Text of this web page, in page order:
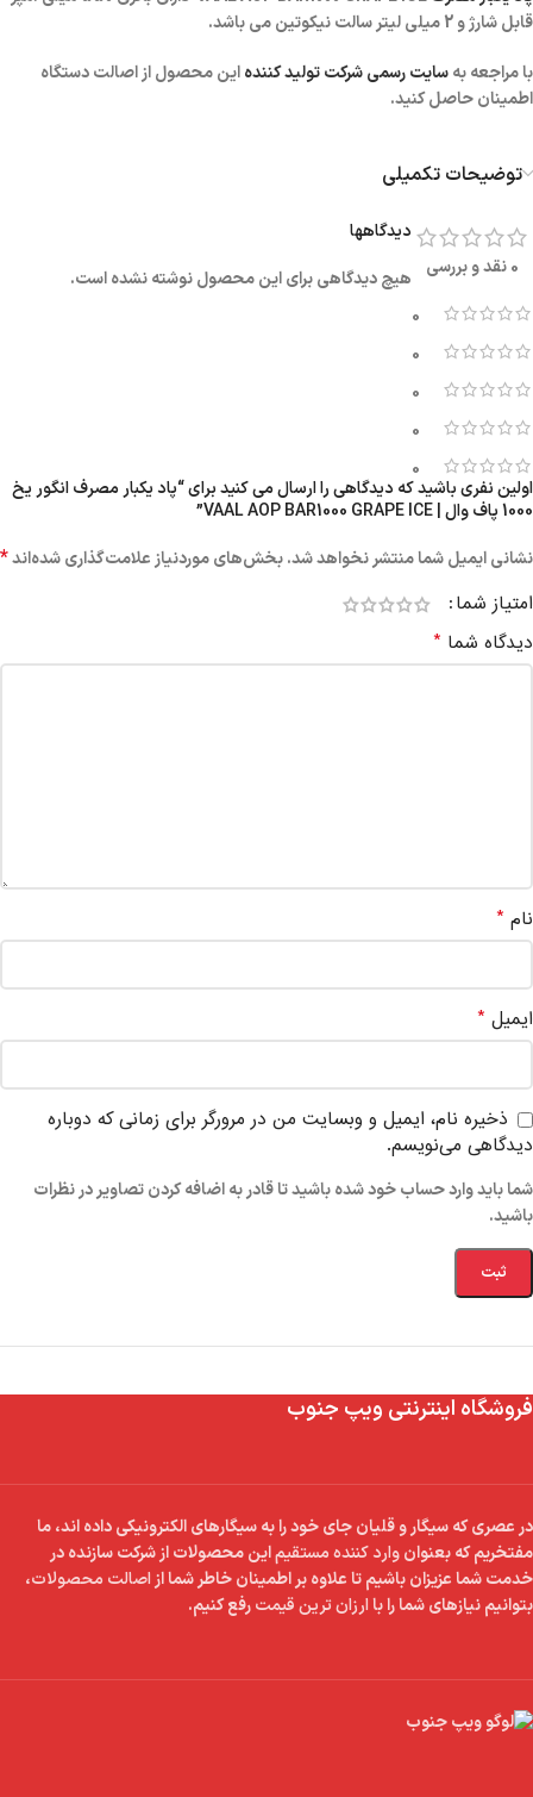
قابل شارژ و 2 میلی لیتر سالت نیکوتین می باشد.
با مراجعه بهسایت رسمی شرکت تولید کنندهاین محصول از اصالت دستگاه
اطمینان حاصل کنید.
توضیحات تکمیلی
0 نقد و بررسی
0
0
0
0
0
دیدگاهها
هیچ دیدگاهی برای این محصول نوشته نشده است.
اولین نفری باشید که دیدگاهی را ارسال می کنید برای “پاد یکبار مصرف انگور یخ
1000 پاف وال | VAAL AOP BAR1000 GRAPE ICE”
نشانی ایمیل شما منتشر نخواهد شد.بخش‌های موردنیاز علامت‌گذاری شده‌اند*
امتیاز شما
دیدگاه شما *
نام *
ایمیل *
ذخیره نام، ایمیل و وبسایت من در مرورگر برای زمانی که دوباره
دیدگاهی می‌نویسم.
شما باید وارد حساب خود شده باشید تا قادر به اضافه کردن تصاویر در نظرات
باشید.
فروشگاه اینترنتی ویپ جنوب
در عصری که سیگار و قلیان جای خود را به سیگارهای الکترونیکی داده اند، ما
مفتخریم که بعنوانوارد کننده مستقیماین محصولات از شرکت سازنده در
خدمت شما عزیزان باشیم تا علاوه بر اطمینان خاطر شما از اصالت محصولات،
بتوانیم نیازهای شما را باارزان ترین قیمترفع کنیم.